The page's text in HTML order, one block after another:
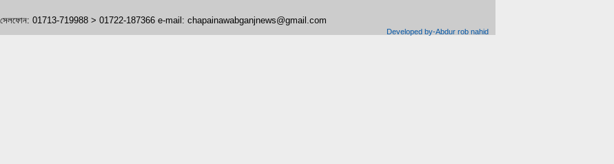
সেলফোন: 01713-719988 > 01722-187366 e-mail: chapainawabganjnews@gmail.com
Developed by-Abdur rob nahid